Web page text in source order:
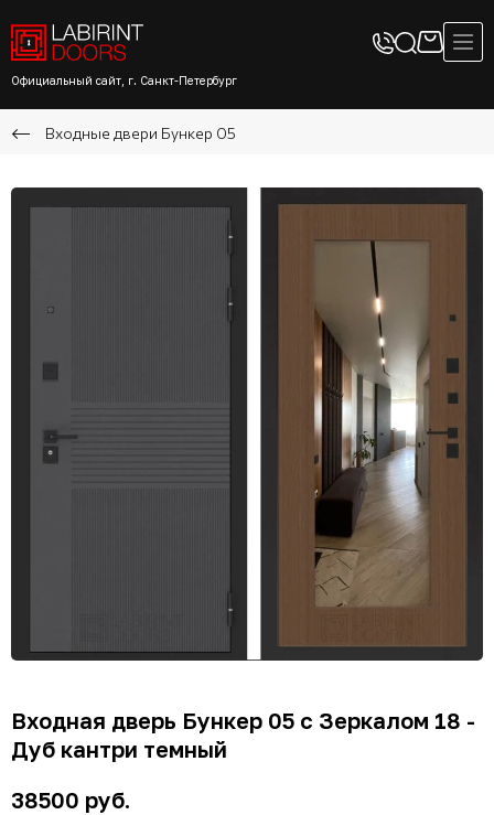
Официальный сайт, г. Санкт-Петербург
Входные двери Бункер 05
Входная дверь Бункер 05 с Зеркалом 18 -
Дуб кантри темный
38500 руб.